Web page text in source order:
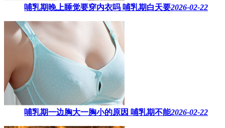
哺乳期晚上睡觉要穿内衣吗​ 哺乳期白天要2026-02-22
哺乳期一边胸大一胸小的原因​ 哺乳期不能2026-02-22